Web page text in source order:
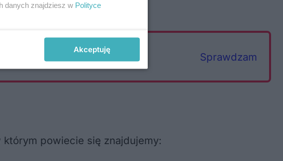
Sprawdzam
powiecie się znajdujemy:
danych znajdziesz w Polityce
Akceptuję